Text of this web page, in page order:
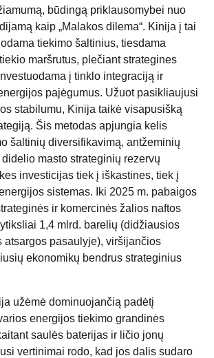
būdingą priklausomybei nuo
kaip „Malakos dilema“. Kinija į tai
tiekimo šaltinius, tiesdama
maršrutus, plečiant strategines
į tinklo integraciją ir
pajėgumus. Užuot pasikliaujusi
stabilumu, Kinija taikė visapusišką
Šis metodas apjungia kelis
šaltinių diversifikavimą, antžeminių
masto strateginių rezervų
investicijas tiek į iškastines, tiek į
sistemas. Iki 2025 m. pabaigos
ir komercinės žalios naftos
1,4 mlrd. barelių (didžiausios
atsargos pasaulyje), viršijančios
ekonomikų bendrus strateginius
užėmė dominuojančią padėtį
energijos tiekimo grandinės
saulės baterijas ir ličio jonų
vertinimai rodo, kad jos dalis sudaro